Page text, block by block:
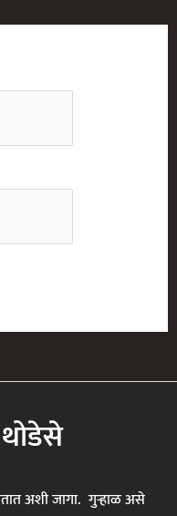
अशी जागा. गुऱ्हाळ असे